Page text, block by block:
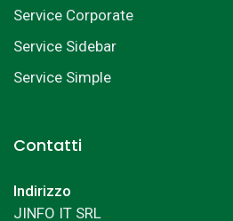
Service Corporate
Service Sidebar
Service Simple
Contatti
Indirizzo
JINFO IT SRL